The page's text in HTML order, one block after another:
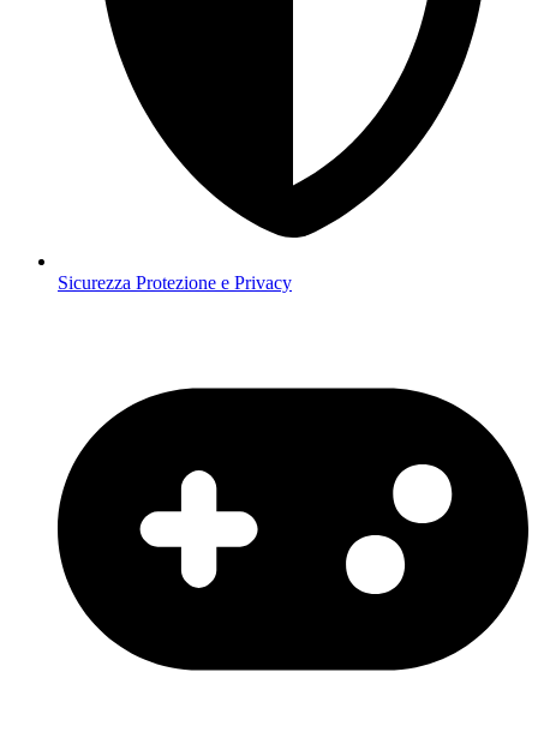
Sicurezza Protezione e Privacy